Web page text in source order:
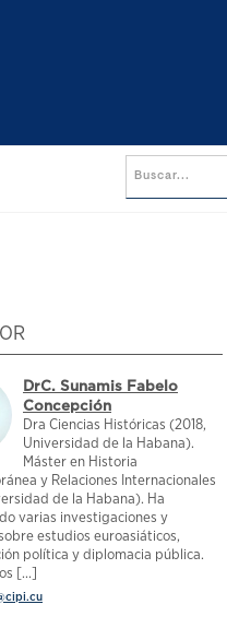
DrC. Sunamis Fabelo
Concepción
Dra Ciencias Históricas (2018,
Universidad de la Habana).
Máster en Historia
y Relaciones Internacionales
de la Habana). Ha
varias investigaciones y
estudios euroasiáticos,
política y diplomacia pública.
[...]